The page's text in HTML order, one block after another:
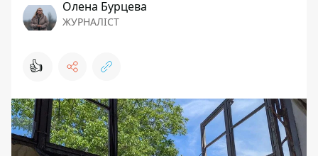
Олена Бурцева
ЖУРНАЛІСТ
👍